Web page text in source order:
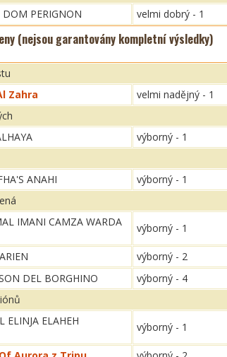
DOM PERIGNON
velmi dobrý - 1
(nejsou garantovány kompletní výsledky)
Zahra
velmi nadějný - 1
výborný - 1
ANAHI
výborný - 1
IMANI CAMZA WARDA
výborný - 1
výborný - 2
DEL BORGHINO
výborný - 4
ELINJA ELAHEH
výborný - 1